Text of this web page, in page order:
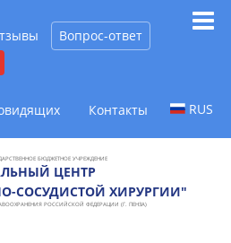
Вопрос-ответ
Контакты RUS
БЮДЖЕТНОЕ УЧРЕЖДЕНИЕ
ЦЕНТР
СОСУДИСТОЙ ХИРУРГИИ"
РОССИЙСКОЙ ФЕДЕРАЦИИ (Г. ПЕНЗА)